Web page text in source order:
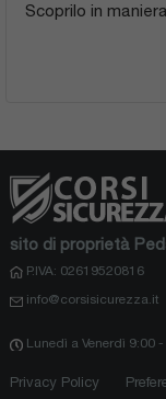
Scoprilo in
sito di proprietà
P.IVA: 02619520816
info@corsisicurezza.it
Lunedì a Venerdì 9:00
Privacy Policy